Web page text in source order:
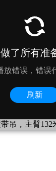
吊，主臂132米